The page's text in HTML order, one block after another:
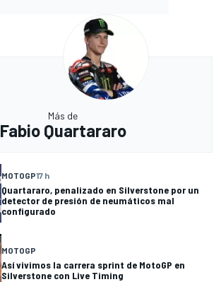
Más de
Fabio Quartararo
MOTOGP17 h
Quartararo, penalizado en Silverstone por un
detector de presión de neumáticos mal
configurado
MOTOGP
Así vivimos la carrera sprint de MotoGP en
Silverstone con Live Timing